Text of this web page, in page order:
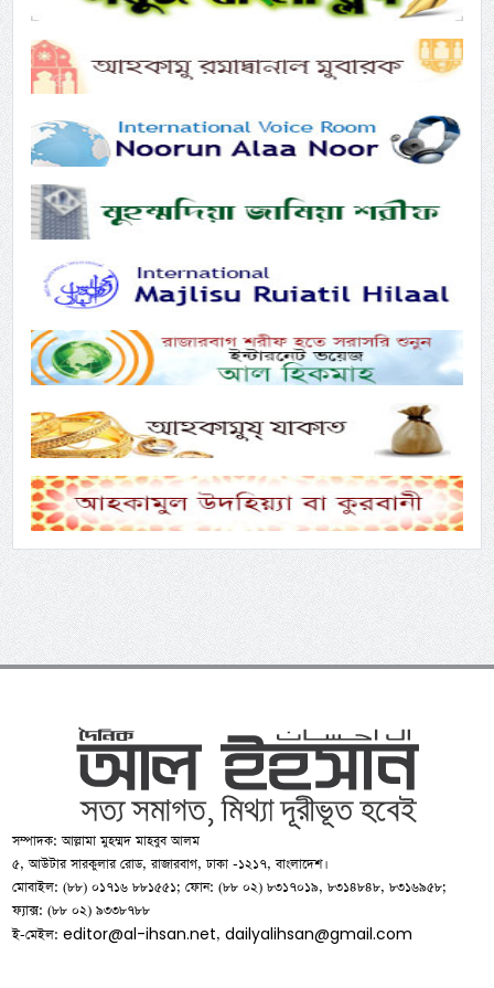
সম্পাদক: আল্লামা মুহম্মদ মাহবুব আলম
৫, আউটার সারকুলার রোড, রাজারবাগ, ঢাকা -১২১৭, বাংলাদেশ।
মোবাইল: (৮৮) ০১৭১৬ ৮৮১৫৫১; ফোন: (৮৮ ০২) ৮৩১৭০১৯, ৮৩১৪৮৪৮, ৮৩১৬৯৫৮;
ফ্যাক্স: (৮৮ ০২) ৯৩৩৮৭৮৮
ই-মেইল:editor@al-ihsan.net,dailyalihsan@gmail.com